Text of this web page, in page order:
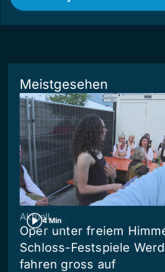
Meistgesehen
4 Min
Aktuell
Oper unter freiem
Schloss-Festspiele
fahren gross auf